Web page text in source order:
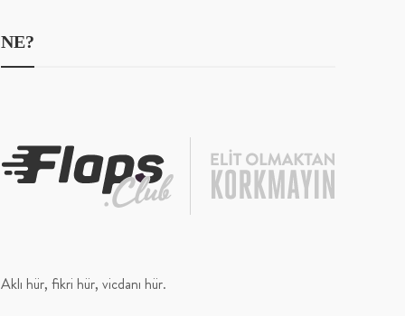
NE?
Aklı hür, fikri hür, vicdanı hür.